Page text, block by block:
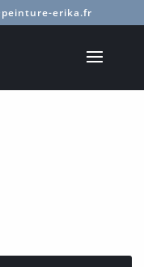
erika.fr